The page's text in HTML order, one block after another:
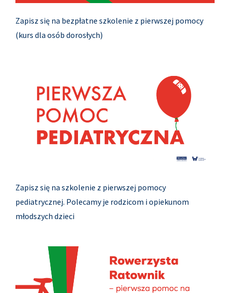
Zapisz się na bezpłatne szkolenie z pierwszej pomocy
(kurs dla osób dorosłych)
Zapisz się na szkolenie z pierwszej pomocy
pediatrycznej. Polecamy je rodzicom i opiekunom
młodszych dzieci